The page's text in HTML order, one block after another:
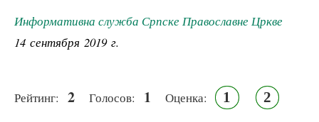
Информативна служба Српске Православне Цркве
14 сентября 2019 г.
Рейтинг: 2 Голосов: 1 Оценка: 1 2